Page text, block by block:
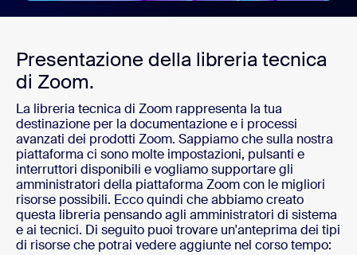
Presentazione della libreria tecnica
di Zoom.
La libreria tecnica di Zoom rappresenta la tua
destinazione per la documentazione e i processi
avanzati dei prodotti Zoom. Sappiamo che sulla nostra
piattaforma ci sono molte impostazioni, pulsanti e
interruttori disponibili e vogliamo supportare gli
amministratori della piattaforma Zoom con le migliori
risorse possibili. Ecco quindi che abbiamo creato
questa libreria pensando agli amministratori di sistema
e ai tecnici. Di seguito puoi trovare un'anteprima dei tipi
di risorse che potrai vedere aggiunte nel corso tempo: